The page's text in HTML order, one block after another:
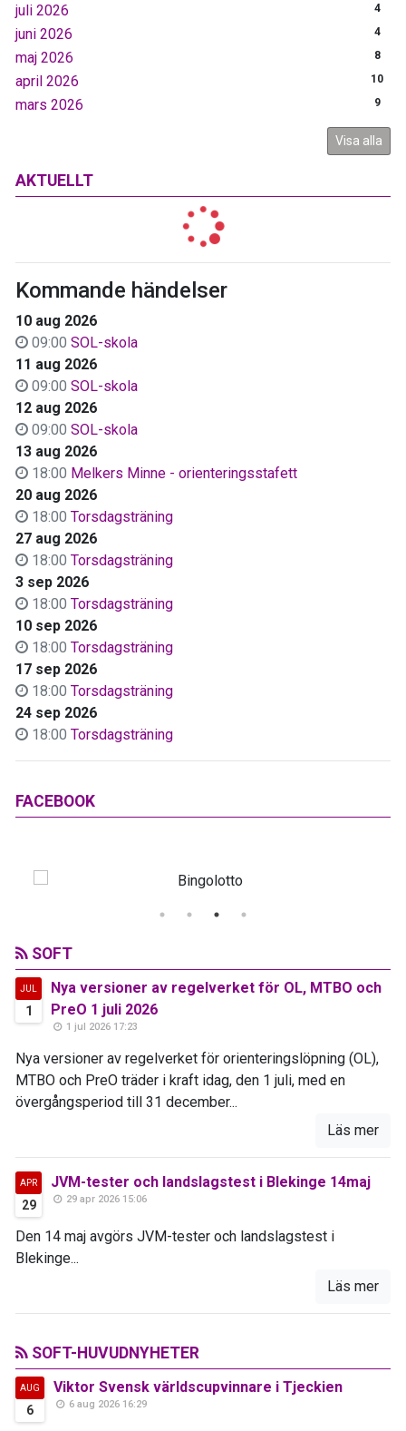
juli 2026 4
juni 2026 4
maj 2026 8
april 2026 10
mars 2026 9
Visa alla
AKTUELLT
Kommande händelser
10 aug 2026
09:00 SOL-skola
11 aug 2026
09:00 SOL-skola
12 aug 2026
09:00 SOL-skola
13 aug 2026
18:00 Melkers Minne - orienteringsstafett
20 aug 2026
18:00 Torsdagsträning
27 aug 2026
18:00 Torsdagsträning
3 sep 2026
18:00 Torsdagsträning
10 sep 2026
18:00 Torsdagsträning
17 sep 2026
18:00 Torsdagsträning
24 sep 2026
18:00 Torsdagsträning
FACEBOOK
SOFT
JUL
1
Nya versioner av regelverket för OL, MTBO och
PreO 1 juli 2026
1 jul 2026 17:23
Nya versioner av regelverket för orienteringslöpning (OL),
MTBO och PreO träder i kraft idag, den 1 juli, med en
övergångsperiod till 31 december...
Läs mer
APR
29
JVM-tester och landslagstest i Blekinge 14maj
29 apr 2026 15:06
Den 14 maj avgörs JVM-tester och landslagstest i
Blekinge...
Läs mer
SOFT-HUVUDNYHETER
AUG
6
Viktor Svensk världscupvinnare i Tjeckien
6 aug 2026 16:29